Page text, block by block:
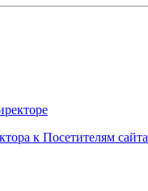
к Посетителям сайта